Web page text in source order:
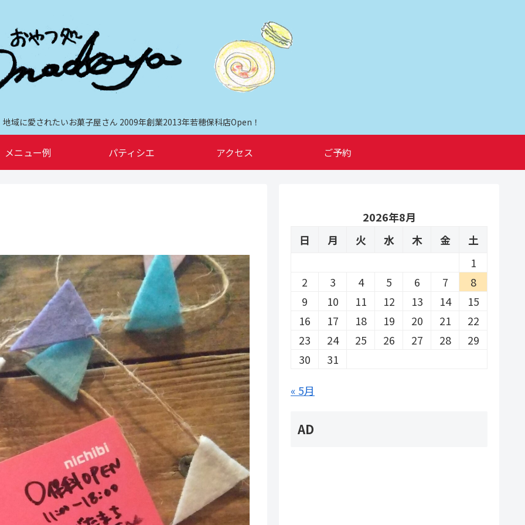
地域に愛されたいお菓子屋さん 2009年創業2013年若穂保科店Open！
メニュー例 パティシエ アクセス ご予約
2026年8月
日
月 火 水 木 金
土
1
2
3 4 5 6 7
8
9
10 11 12 13 14
15
16
17 18 19 20 21
22
23
24 25 26 27 28
29
30
31
« 5月
AD